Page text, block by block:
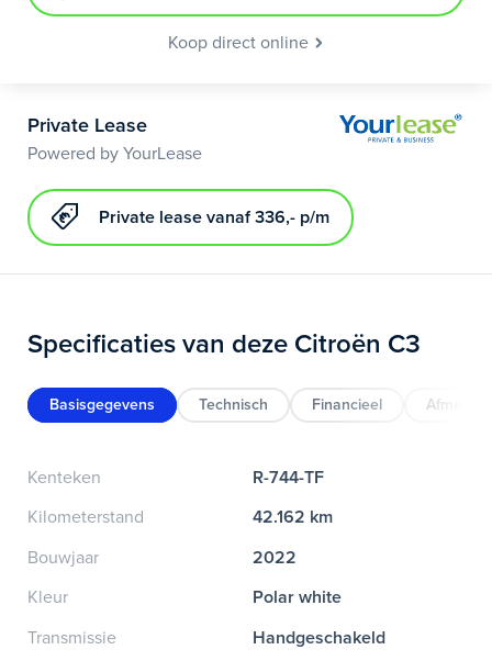
Koop direct online
Private Lease
Powered by YourLease
Private lease vanaf 336,- p/m
Specificaties van deze Citroën C3
Basisgegevens Technisch Financieel
Kenteken
R-744-TF
Kilometerstand
42.162 km
Bouwjaar
2022
Kleur
Polar white
Transmissie
Handgeschakeld